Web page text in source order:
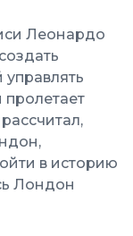
Леонардо
в историю
Лондон